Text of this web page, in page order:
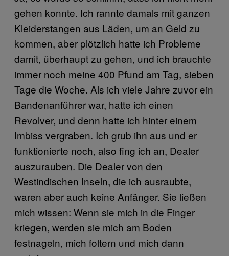
gehen konnte. Ich rannte damals mit ganzen
Kleiderstangen aus Läden, um an Geld zu
kommen, aber plötzlich hatte ich Probleme
damit, überhaupt zu gehen, und ich brauchte
immer noch meine 400 Pfund am Tag, sieben
Tage die Woche. Als ich viele Jahre zuvor ein
Bandenanführer war, hatte ich einen
Revolver, und denn hatte ich hinter einem
Imbiss vergraben. Ich grub ihn aus und er
funktionierte noch, also fing ich an, Dealer
auszurauben. Die Dealer von den
Westindischen Inseln, die ich ausraubte,
waren aber auch keine Anfänger. Sie ließen
mich wissen: Wenn sie mich in die Finger
kriegen, werden sie mich am Boden
festnageln, mich foltern und mich dann